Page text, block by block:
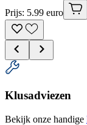
Prijs: 5.99 euro
Klusadviezen
Bekijk onze handige